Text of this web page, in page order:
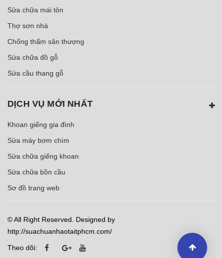
Sửa chữa mái tôn
Thợ sơn nhà
Chống thấm sân thượng
Sửa chữa đồ gỗ
Sửa cầu thang gỗ
DỊCH VỤ MỚI NHẤT
Khoan giếng gia đình
Sửa máy bơm chìm
Sửa chữa giếng khoan
Sửa chữa bồn cầu
Sơ đồ trang web
© All Right Reserved. Designed by
http://suachuanhaotaitphcm.com/
Theo dõi: